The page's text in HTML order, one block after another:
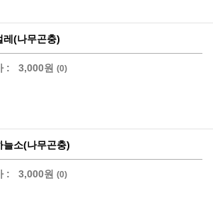
레(나무곤충)
: 3,000원 (0)
늘소(나무곤충)
: 3,000원 (0)